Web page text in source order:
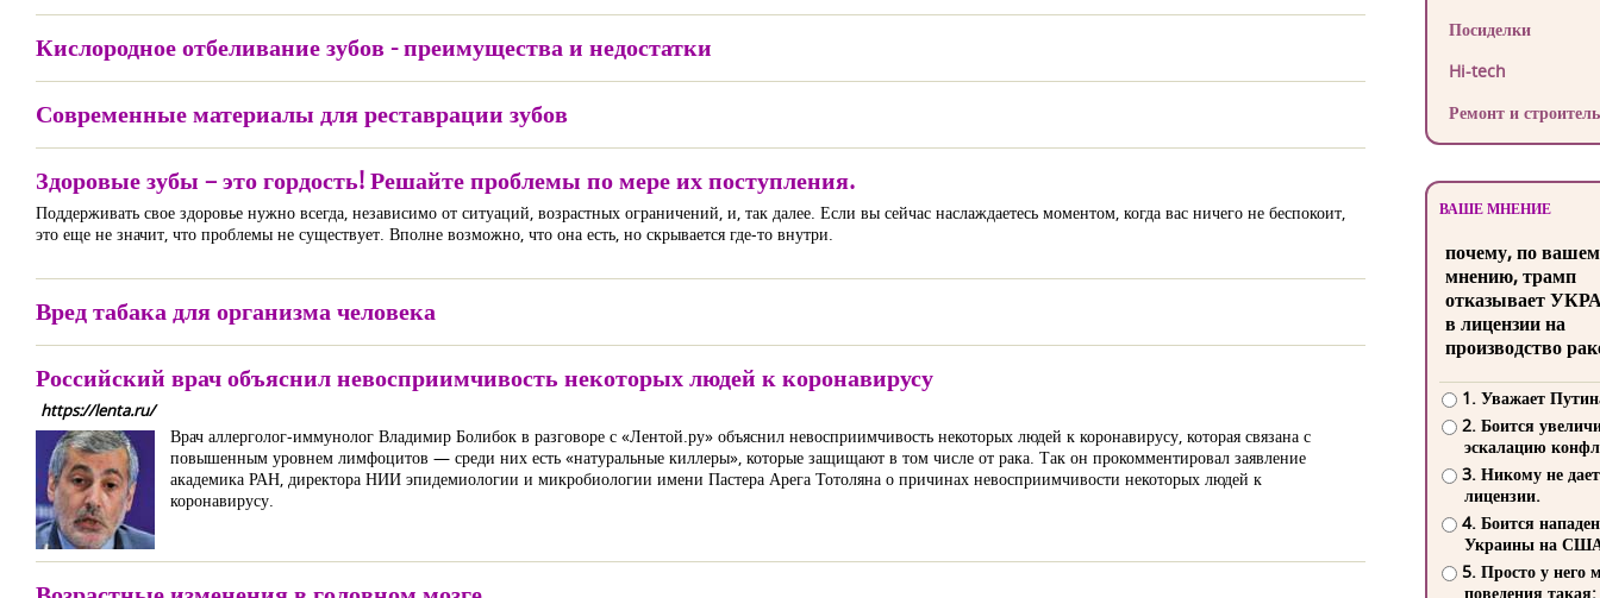
Кислородное отбеливание зубов - преимущества и недостатки
Современные материалы для реставрации зубов
Здоровые зубы – это гордость! Решайте проблемы по мере их поступления.
Поддерживать свое здоровье нужно всегда, независимо от ситуаций, возрастных ограничений, и, так далее. Если вы сейчас наслаждаетесь моментом, когда вас ничего не беспокоит,
это еще не значит, что проблемы не существует. Вполне возможно, что она есть, но скрывается где-то внутри.
Вред табака для организма человека
Российский врач объяснил невосприимчивость некоторых людей к коронавирусу
https://lenta.ru/
Врач аллерголог-иммунолог Владимир Болибок в разговоре с «Лентой.ру» объяснил невосприимчивость некоторых людей к коронавирусу, которая связана с
повышенным уровнем лимфоцитов — среди них есть «натуральные киллеры», которые защищают в том числе от рака. Так он прокомментировал заявление
академика РАН, директора НИИ эпидемиологии и микробиологии имени Пастера Арега Тотоляна о причинах невосприимчивости некоторых людей к
коронавирусу.
Посиделки
Hi-tech
Ремонт и
ВАШЕ МНЕНИЕ
почему, по
мнению, трамп
отказывает
в лицензии на
производство
1. Уважает
2. Боится
эскалацию
3. Никому не
лицензии.
4. Боится
Украины на
5. Просто у него
поведения такая: